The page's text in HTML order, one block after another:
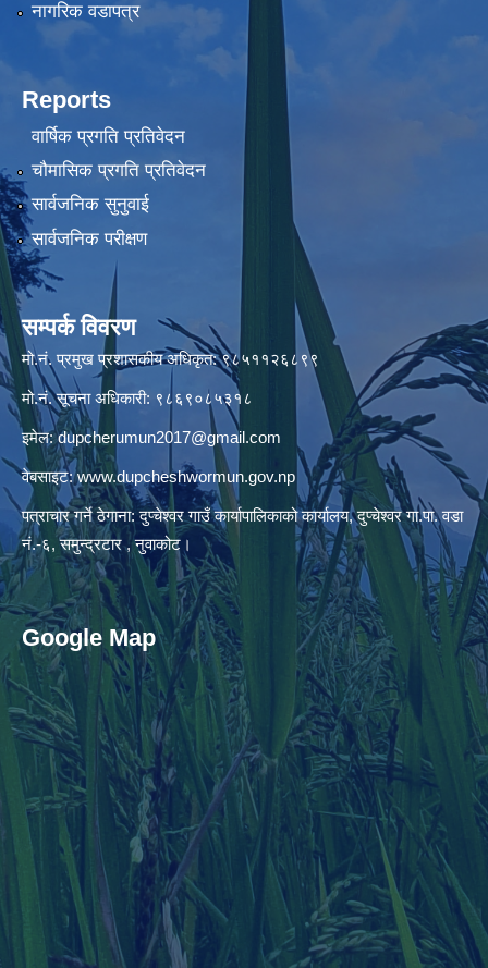
नागरिक वडापत्र
Reports
वार्षिक प्रगति प्रतिवेदन
चौमासिक प्रगति प्रतिवेदन
सार्वजनिक सुनुवाई
सार्वजनिक परीक्षण
सम्पर्क विवरण
मो.नं. प्रमुख प्रशासकीय अधिकृत: ९८५११२६८९९
मो.नं. सूचना अधिकारी: ९८६९०८५३१८
इमेल:dupcherumun2017@gmail.com
वेबसाइट:www.dupcheshwormun.gov.np
पत्राचार गर्ने ठेगाना: दुप्चेश्वर गाउँ कार्यापालिकाको कार्यालय, दुप्चेश्वर गा.पा. वडा
नं.-६, समुन्द्रटार , नुवाकोट।
Google Map